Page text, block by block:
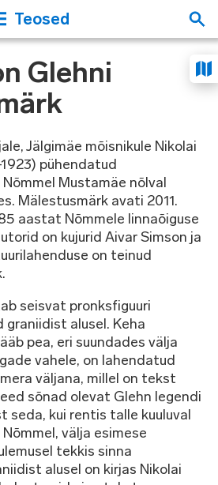
Teosed
Glehni
Jälgimäe mõisnikule Nikolai
pühendatud
Mustamäe nõlval
Mälestusmärk avati 2011.
aastat Nõmmele linnaõiguse
on kujurid Aivar Simson ja
on teinud
seisvat pronksfiguuri
alusel. Keha
pea, eri suundades välja
vahele, on lahendatud
väljana, millel on tekst
sõnad olevat Glehn legendi
seda, kui rentis talle kuuluval
välja esimese
tekkis sinna
alusel on kirjas Nikolai